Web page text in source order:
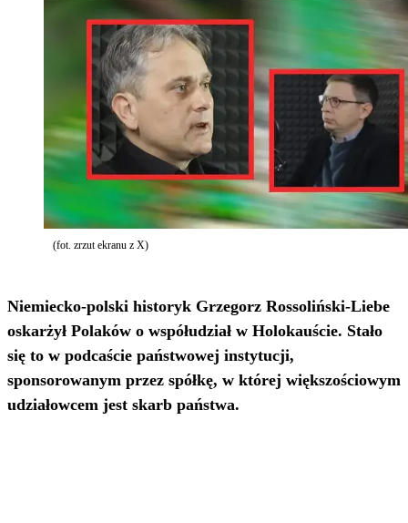
(fot. zrzut ekranu z X)
Niemiecko-polski historyk Grzegorz Rossoliński-Liebe
oskarżył Polaków o współudział w Holokauście. Stało
się to w podcaście państwowej instytucji,
sponsorowanym przez spółkę, w której większościowym
udziałowcem jest skarb państwa.